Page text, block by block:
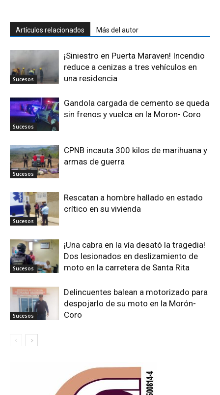
Artículos relacionados Más del autor
Sucesos
¡Siniestro en Puerta Maraven! Incendio
reduce a cenizas a tres vehículos en
una residencia
Sucesos
Gandola cargada de cemento se queda
sin frenos y vuelca en la Moron- Coro
Sucesos
CPNB incauta 300 kilos de marihuana y
armas de guerra
Sucesos
Rescatan a hombre hallado en estado
crítico en su vivienda
Sucesos
¡Una cabra en la vía desató la tragedia!
Dos lesionados en deslizamiento de
moto en la carretera de Santa Rita
Sucesos
Delincuentes balean a motorizado para
despojarlo de su moto en la Morón-
Coro